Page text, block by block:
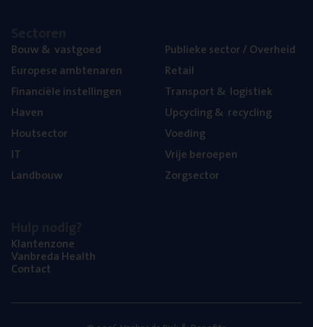
Bouw& vastgoed
Euro­pe­se ambtenaren
Finan­ci­ë­le instellingen
Haven
Hout­sec­tor
IT
Land­bouw
Publie­ke sec­tor / Overheid
Retail
Trans­port& logistiek
Upcy­cling& recycling
Voe­ding
Vrije beroe­pen
Zorg­sec­tor
Klan­ten­zo­ne
Van­b­re­da Health
Con­tact